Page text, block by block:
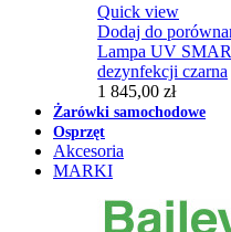
Quick view
Dodaj do
Lampa UV
dezynfekcji czarna
1 845,00 zł
Żarówki samochodowe
Osprzęt
Akcesoria
MARKI